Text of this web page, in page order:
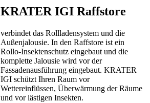
KRATER IGI Raffstore
verbindet das Rollladensystem und die
Außenjalousie. In den Raffstore ist ein
Rollo-Insektenschutz eingebaut und die
komplette Jalousie wird vor der
Fassadenausführung eingebaut. KRATER
IGI schützt Ihren Raum vor
Wettereinflüssen, Überwärmung der Räume
und vor lästigen Insekten.